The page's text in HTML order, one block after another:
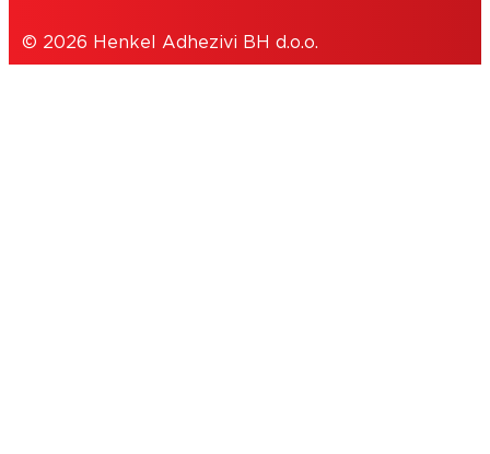
© 2026 Henkel Adhezivi BH d.o.o.